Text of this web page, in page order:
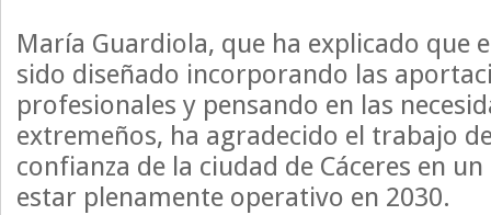
María Guardiola, que ha explicado que
sido diseñado incorporando las
profesionales y pensando en las
extremeños, ha agradecido el trabajo
confianza de la ciudad de Cáceres en
estar plenamente operativo en 2030.